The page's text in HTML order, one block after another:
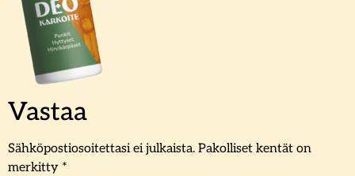
Vastaa
Sähköpostiosoitettasi ei julkaista. Pakolliset kentät on
merkitty *